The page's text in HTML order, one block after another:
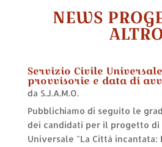
NEWS
Servizio Civile
provvisorie e data di
da S.J.A.M.O.
Pubblichiamo di seguito le
dei candidati per il progetto di
Universale "La Città